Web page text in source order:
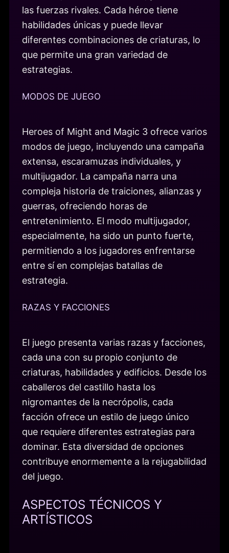
las fuerzas rivales. Cada héroe tiene
habilidades únicas y puede llevar
diferentes combinaciones de criaturas, lo
que permite una gran variedad de
estrategias.
MODOS DE JUEGO
Heroes of Might and Magic 3 ofrece varios
modos de juego, incluyendo una campaña
extensa, escaramuzas individuales, y
multijugador. La campaña narra una
compleja historia de traiciones, alianzas y
guerras, ofreciendo horas de
entretenimiento. El modo multijugador,
especialmente, ha sido un punto fuerte,
permitiendo a los jugadores enfrentarse
entre sí en complejas batallas de
estrategia.
RAZAS Y FACCIONES
El juego presenta varias razas y facciones,
cada una con su propio conjunto de
criaturas, habilidades y edificios. Desde los
caballeros del castillo hasta los
nigromantes de la necrópolis, cada
facción ofrece un estilo de juego único
que requiere diferentes estrategias para
dominar. Esta diversidad de opciones
contribuye enormemente a la rejugabilidad
del juego.
ASPECTOS TÉCNICOS Y
ARTÍSTICOS